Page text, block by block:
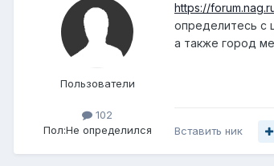
Пользователи
102
Пол:Не определился
https://
определитесь с
а также город
Вставить ник